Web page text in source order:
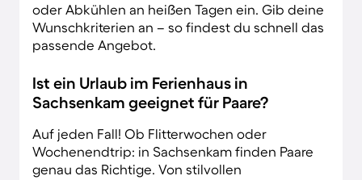
oder Abkühlen an heißen Tagen ein. Gib deine
Wunschkriterien an – so findest du schnell das
passende Angebot.
Ist ein Urlaub im Ferienhaus in
Sachsenkam geeignet für Paare?
Auf jeden Fall! Ob Flitterwochen oder
Wochenendtrip: in Sachsenkam finden Paare
genau das Richtige. Von stilvollen